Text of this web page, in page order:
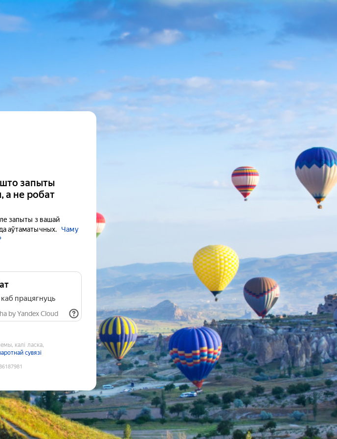
запыты
а не робат
запыты з вашай
аўтаматычных.
Чаму
каб працягнуць
by Yandex Cloud
калі ласка,
сувязі